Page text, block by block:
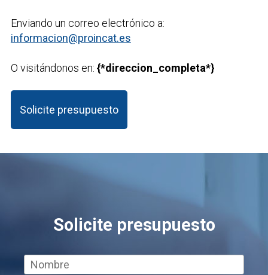
Enviando un correo electrónico a:
informacion@proincat.es
O visitándonos en: {*direccion_completa*}
Solicite presupuesto
Solicite presupuesto